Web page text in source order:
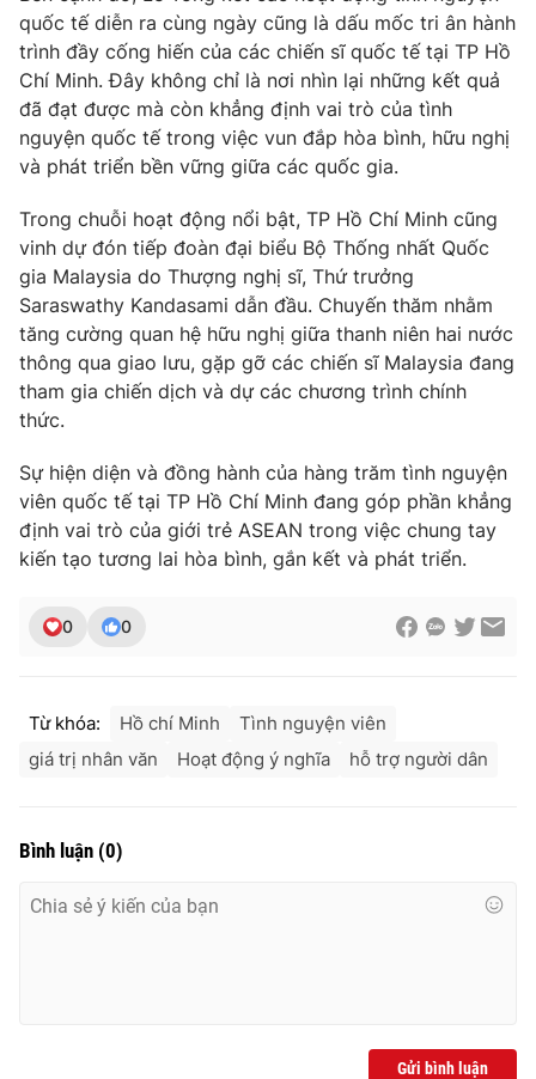
Ðiện thoại Thời báo VTV:
024.66 897 897
Email:toasoan@vtv.vn
Liên hệ quảng cáo:024-7300.7108
® Cấm sao chép dưới mọi hình thức nếu không có sự chấp
thông tin từ website này.
quốc tế diễn ra cùng ngày cũng là dấu mốc tri ân hành
trình đầy cống hiến của các chiến sĩ quốc tế tại TP Hồ
Chí Minh. Đây không chỉ là nơi nhìn lại những kết quả
đã đạt được mà còn khẳng định vai trò của tình
nguyện quốc tế trong việc vun đắp hòa bình, hữu nghị
và phát triển bền vững giữa các quốc gia.
Trong chuỗi hoạt động nổi bật, TP Hồ Chí Minh cũng
vinh dự đón tiếp đoàn đại biểu Bộ Thống nhất Quốc
gia Malaysia do Thượng nghị sĩ, Thứ trưởng
Saraswathy Kandasami dẫn đầu. Chuyến thăm nhằm
tăng cường quan hệ hữu nghị giữa thanh niên hai nước
thông qua giao lưu, gặp gỡ các chiến sĩ Malaysia đang
tham gia chiến dịch và dự các chương trình chính
thức.
Sự hiện diện và đồng hành của hàng trăm tình nguyện
viên quốc tế tại TP Hồ Chí Minh đang góp phần khẳng
định vai trò của giới trẻ ASEAN trong việc chung tay
kiến tạo tương lai hòa bình, gắn kết và phát triển.
0 0
Từ khóa: Hồ chí Minh
Tình nguyện viên
giá trị nhân văn
Hoạt động ý nghĩa hỗ trợ người dân
Bình luận (0)
Gửi bình luận